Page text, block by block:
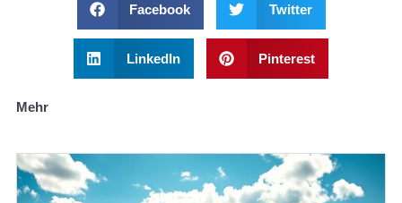
Facebook Twitter
LinkedIn Pinterest
Mehr